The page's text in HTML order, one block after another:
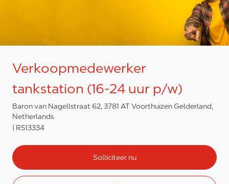
Verkoopmedewerker
tankstation (16-24 uur p/w)
Baron van Nagellstraat 62, 3781 AT Voorthuizen Gelderland,
Netherlands
R513334
Solliciteer nu